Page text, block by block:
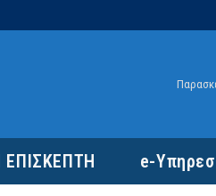
ΕΠΙΣΚΕΠΤΗ e-